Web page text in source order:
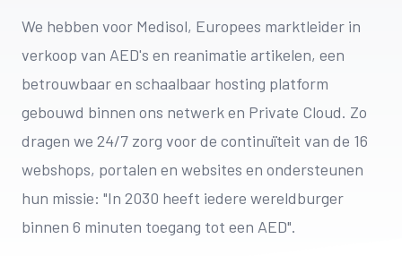
We hebben voor Medisol, Europees marktleider in
verkoop van AED's en reanimatie artikelen, een
betrouwbaar en schaalbaar hosting platform
gebouwd binnen ons netwerk en Private Cloud. Zo
dragen we 24/7 zorg voor de continuïteit van de 16
webshops, portalen en websites en ondersteunen
hun missie: "In 2030 heeft iedere wereldburger
binnen 6 minuten toegang tot een AED".